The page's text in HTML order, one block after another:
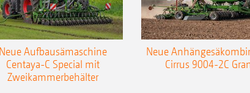
Neue Aufbausämaschine
Centaya-C Special mit
Zweikammerbehälter
Neue
Cirrus 9004-2C